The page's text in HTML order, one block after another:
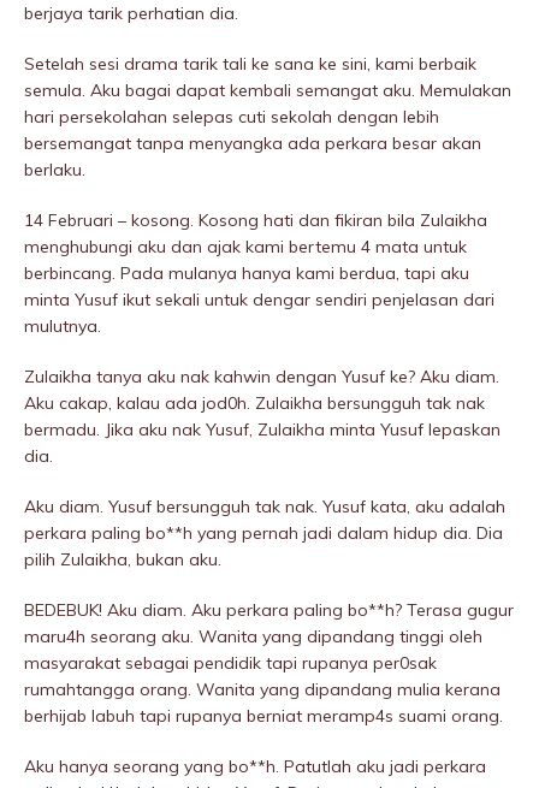
berjaya tarik perhatian dia.
Setelah sesi drama tarik tali ke sana ke sini, kami berbaik
semula. Aku bagai dapat kembali semangat aku. Memulakan
hari persekolahan selepas cuti sekolah dengan lebih
bersemangat tanpa menyangka ada perkara besar akan
berlaku.
14 Februari – kosong. Kosong hati dan fikiran bila Zulaikha
menghubungi aku dan ajak kami bertemu 4 mata untuk
berbincang. Pada mulanya hanya kami berdua, tapi aku
minta Yusuf ikut sekali untuk dengar sendiri penjelasan dari
mulutnya.
Zulaikha tanya aku nak kahwin dengan Yusuf ke? Aku diam.
Aku cakap, kalau ada jod0h. Zulaikha bersungguh tak nak
bermadu. Jika aku nak Yusuf, Zulaikha minta Yusuf lepaskan
dia.
Aku diam. Yusuf bersungguh tak nak. Yusuf kata, aku adalah
perkara paling bo**h yang pernah jadi dalam hidup dia. Dia
pilih Zulaikha, bukan aku.
BEDEBUK! Aku diam. Aku perkara paling bo**h? Terasa gugur
maru4h seorang aku. Wanita yang dipandang tinggi oleh
masyarakat sebagai pendidik tapi rupanya per0sak
rumahtangga orang. Wanita yang dipandang mulia kerana
berhijab labuh tapi rupanya berniat meramp4s suami orang.
Aku hanya seorang yang bo**h. Patutlah aku jadi perkara